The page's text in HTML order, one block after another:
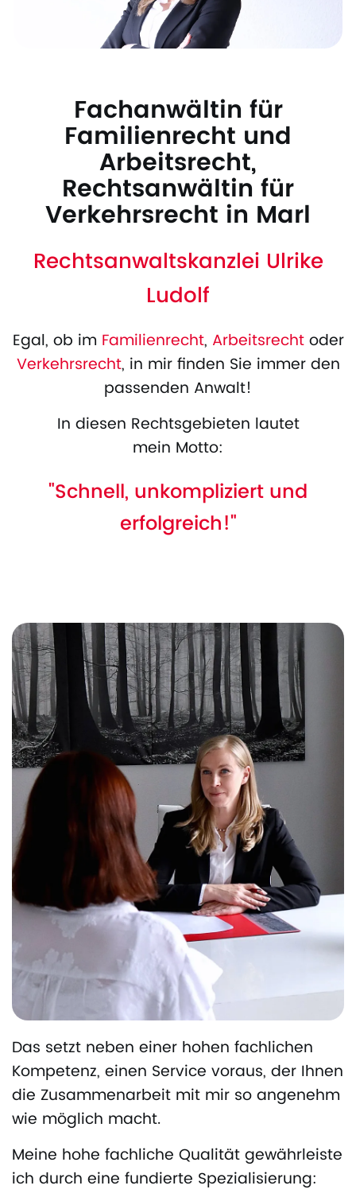
Fachanwältin für
Familienrecht und
Arbeitsrecht,
Rechtsanwältin für
Verkehrsrecht in Marl
Rechtsanwaltskanzlei Ulrike
Ludolf
Egal, ob im Familienrecht, Arbeitsrechtoder
Verkehrsrecht, in mir finden Sie immer den
passenden Anwalt!
In diesen Rechtsgebieten lautet
mein Motto:
"Schnell, unkompliziert und
erfolgreich!"
Das setzt neben einer hohen fachlichen
Kompetenz, einen Service voraus, der Ihnen
die Zusammenarbeit mit mir so angenehm
wie möglich macht.
Meine hohe fachliche Qualität gewährleiste
ich durch eine fundierte Spezialisierung: